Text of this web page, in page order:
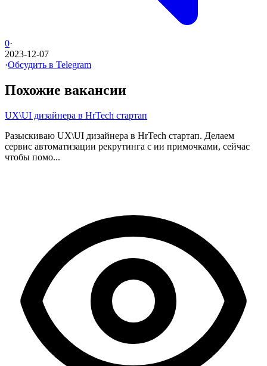
0·
2023-12-07
·Обсудить в Telegram
Похожие вакансии
UX\UI дизайнера в HrTech стартап
Разыскиваю UX\UI дизайнера в HrTech стартап. Делаем
сервис автоматизации рекрутинга с ии примочками, сейчас
чтобы помо...